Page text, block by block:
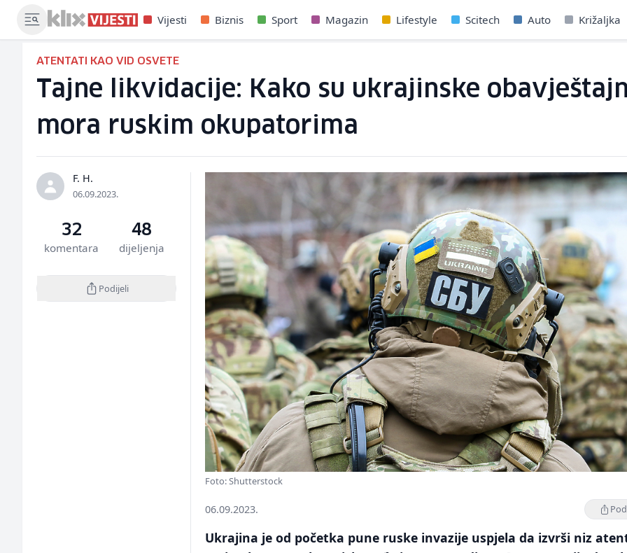
Vijesti Biznis Sport Magazin Lifestyle Scitech Auto Križaljka
ATENTATI KAO VID OSVETE
Tajne likvidacije: Kako su ukrajinske
mora ruskim okupatorima
F. H.
06.09.2023.
32
komentara
48
dijeljenja
Podijeli
Foto: Shutterstock
06.09.2023.
Ukrajina je od početka pune ruske invazije uspjela da izvrši niz